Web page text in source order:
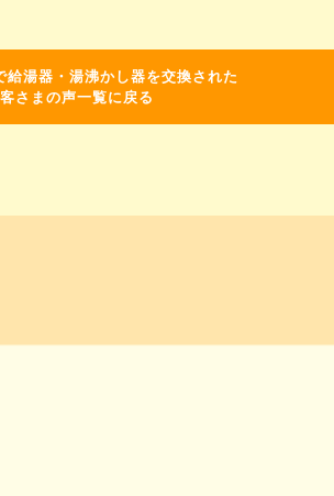
給湯器・湯沸かし器を交換された
さまの声一覧に戻る